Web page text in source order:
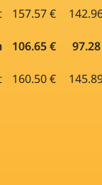
157.57 €
106.65 €
160.50 €